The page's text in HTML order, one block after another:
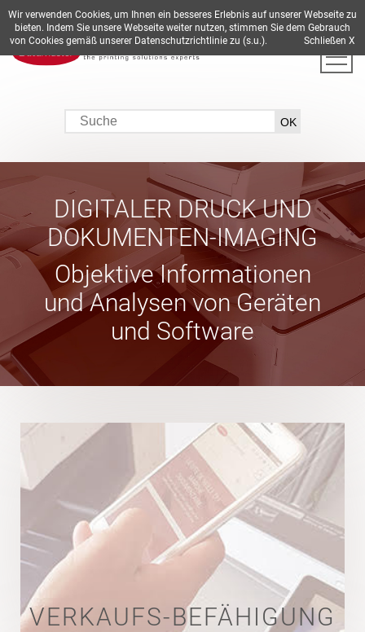
DE EN ES FR IT
DIGITALER DRUCK UND
DOKUMENTEN-IMAGING
Objektive Informationen
und Analysen von Geräten
und Software
VERKAUFS-BEFÄHIGUNG
Wir verwenden Cookies, um Ihnen ein besseres Erlebnis auf unserer Webseite zu
bieten. Indem Sie unsere Webseite weiter nutzen, stimmen Sie dem Gebrauch
von Cookies gemäß unserer Datenschutzrichtlinie zu (s.u.). Schließen X